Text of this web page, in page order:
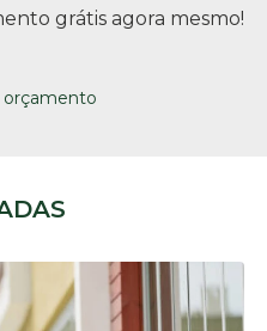
grátis agora mesmo!